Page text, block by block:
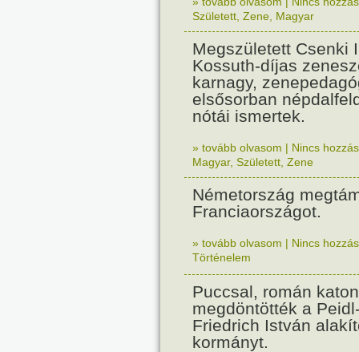
Született Zene Magyar
Megszületett Csenki
Kossuth-díjas
karnagy,
elsősorban
nótái ismertek.
» tovább olvasom | Nincs
Magyar, Született Zene
Németország
Franciaországot.
» tovább olvasom | Nincs
Történelem
Puccsal, román
megdöntötték a
Friedrich István
kormányt.